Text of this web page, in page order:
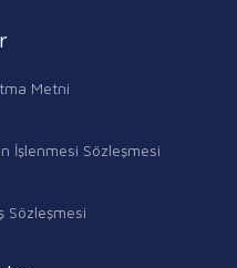
Metni
İşlenmesi Sözleşmesi
Sözleşmesi